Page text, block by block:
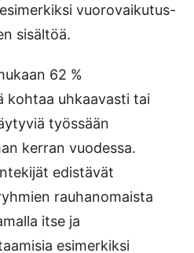
vuorovaikutus-
sisältöä.
62 %
kohtaa uhkaavasti tai
työssään
kerran vuodessa.
edistävät
rauhanomaista
itse ja
esimerkiksi